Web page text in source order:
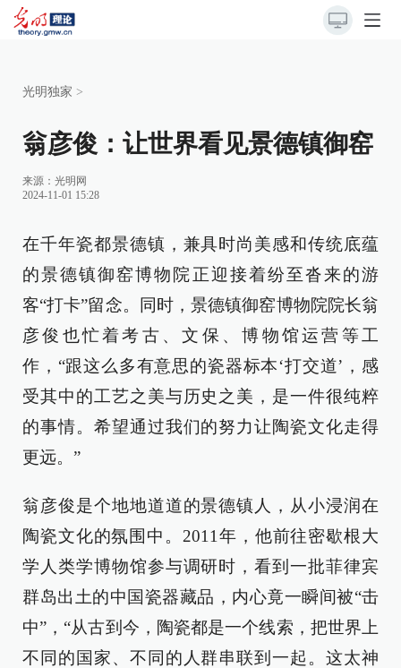
光明独家 >
翁彦俊：让世界看见景德镇御窑
来源： 光明网
2024-11-01 15:28
在千年瓷都景德镇，兼具时尚美感和传统底蕴
的景德镇御窑博物院正迎接着纷至沓来的游
客“打卡”留念。同时，景德镇御窑博物院院长翁
彦俊也忙着考古、文保、博物馆运营等工
作，“跟这么多有意思的瓷器标本‘打交道’，感
受其中的工艺之美与历史之美，是一件很纯粹
的事情。希望通过我们的努力让陶瓷文化走得
更远。”
翁彦俊是个地地道道的景德镇人，从小浸润在
陶瓷文化的氛围中。2011年，他前往密歇根大
学人类学博物馆参与调研时，看到一批菲律宾
群岛出土的中国瓷器藏品，内心竟一瞬间被“击
中”，“从古到今，陶瓷都是一个线索，把世界上
不同的国家、不同的人群串联到一起。这太神